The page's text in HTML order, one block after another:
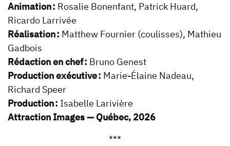
Animation : Rosalie Bonenfant, Patrick Huard,
Ricardo Larrivée
Réalisation : Matthew Fournier (coulisses), Mathieu
Gadbois
Rédaction en chef : Bruno Genest
Production exécutive : Marie-Élaine Nadeau,
Richard Speer
Production : Isabelle Larivière
Attraction Images — Québec, 2026
***